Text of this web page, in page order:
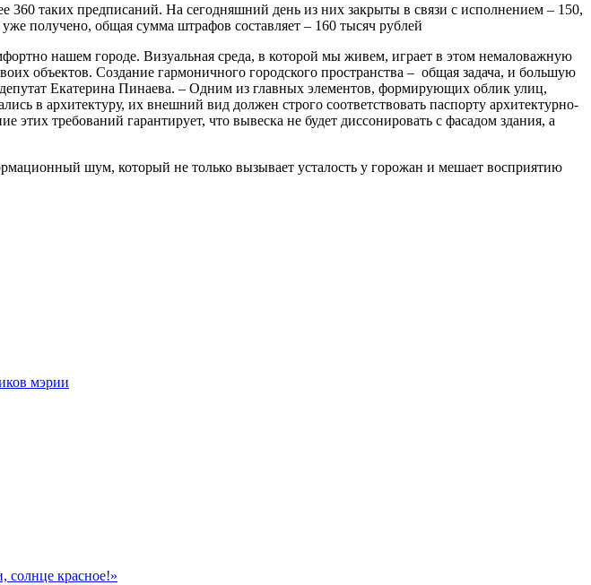
360 таких предписаний. На сегодняшний день из них закрыты в связи с исполнением – 150,
получено, общая сумма штрафов составляет – 160 тысяч рублей
нашем городе. Визуальная среда, в которой мы живем, играет в этом немаловажную
объектов. Создание гармоничного городского пространства – общая задача, и большую
Екатерина Пинаева. – Одним из главных элементов, формирующих облик улиц,
в архитектуру, их внешний вид должен строго соответствовать паспорту архитектурно-
этих требований гарантирует, что вывеска не будет диссонировать с фасадом здания, а
шум, который не только вызывает усталость у горожан и мешает восприятию
мэрии
солнце красное!»